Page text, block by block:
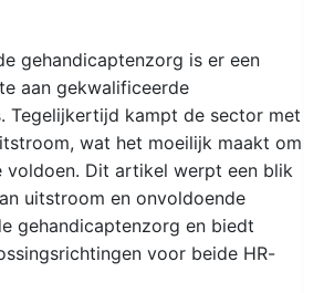
gehandicaptenzorg is er een
aan gekwalificeerde
Tegelijkertijd kampt de sector met
wat het moeilijk maakt om
voldoen. Dit artikel werpt een blik
uitstroom en onvoldoende
gehandicaptenzorg en biedt
voor beide HR-